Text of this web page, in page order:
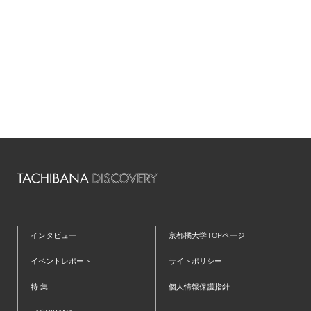
インタビュー
イベントレポート
特 集
京都橘大学TOPページ
サイトポリシー
個人情報保護指針